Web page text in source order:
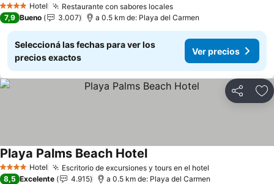
4 EstrellasHotel Restaurante con sabores locales
7,9 Bueno 3.007 a 0.5 km de: Playa del Carmen
Seleccioná las fechas para ver los
precios exactos
Ver precios
Compartir
4 EstrellasHotel Escritorio de excursiones y tours en el hotel
Playa Palms Beach Hotel
8,5 Excelente 4.915 a 0.5 km de: Playa del Carmen